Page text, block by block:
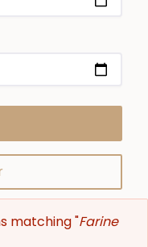
matching "Farine